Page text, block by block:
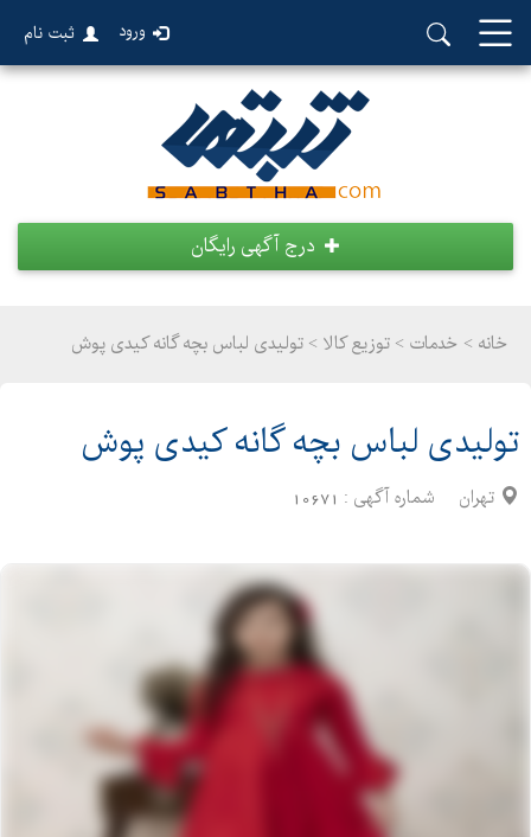
ورود ثبت نام
درج آگهی رایگان
خانه > خدمات > توزیع کالا > تولیدی لباس بچه گانه کیدی پوش
تولیدی لباس بچه گانه کیدی پوش
تهران شماره آگهی : 10671